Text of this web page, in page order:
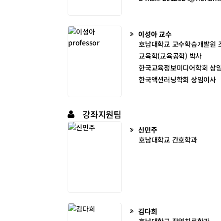
이성아교수
호남대학교 교수학습개발원
교육학(교육공학) 박사
한국교육정보미디어학회 상
한국액션러닝학회 상임이사
강좌지원팀
신민주
호남대학교 간호학과
김다희